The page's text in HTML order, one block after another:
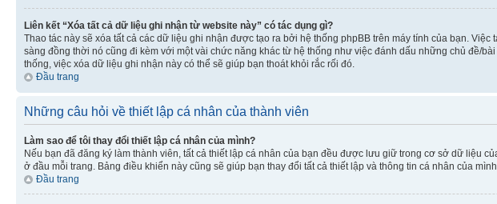
Liên kết “Xóa tất cả dữ liệu ghi nhận từ website này” có tác dụng gì?
Thao tác này sẽ xóa tất cả các dữ liệu ghi nhận được tạo ra bởi hệ thống phpBB trên máy tính của bạn.
sàng đồng thời nó cũng đi kèm với một vài chức năng khác từ hệ thống như việc đánh dấu những chủ đề/
thống, việc xóa dữ liệu ghi nhận này có thể sẽ giúp bạn thoát khỏi rắc rối đó.
Đầu trang
Những câu hỏi về thiết lập cá nhân của thành viên
Làm sao để tôi thay đổi thiết lập cá nhân của mình?
Nếu bạn đã đăng ký làm thành viên, tất cả thiết lập cá nhân của bạn đều được lưu giữ trong cơ sở dữ liệu
ở đầu mỗi trang. Bảng điều khiển này cũng sẽ giúp bạn thay đổi tất cả thiết lập và thông tin cá nhân của mình.
Đầu trang